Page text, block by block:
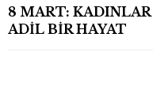
8 MART:
ADİL BİR HAYAT